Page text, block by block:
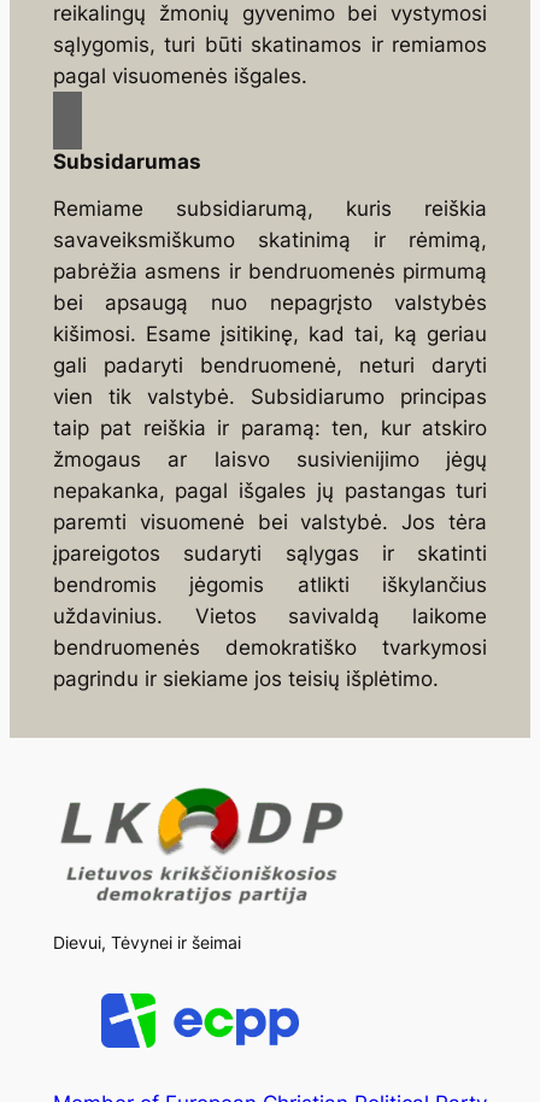
reikalingų žmonių gyvenimo bei vystymosi
sąlygomis, turi būti skatinamos ir remiamos
pagal vi­suomenės išgales.
Subsidarumas
Remiame subsidiarumą, kuris reiškia
savaveiksmiškumo skatinimą ir rėmimą,
pabrėžia as­mens ir bendruomenės pirmumą
bei apsaugą nuo nepagrįsto valstybės
kišimosi. Esame įsitikinę, kad tai, ką geriau
gali padaryti bendruomenė, neturi daryti
vien tik valstybė. Subsidiarumo principas
taip pat reiškia ir paramą: ten, kur atskiro
žmogaus ar laisvo susivienijimo jėgų
nepakanka, pagal iš­gales jų pastangas turi
paremti visuomenė bei valstybė. Jos tėra
įpareigotos sudaryti sąlygas ir skatinti
bendromis jėgomis atlikti iškylančius
uždavinius. Vietos savivaldą laikome
bendruome­nės demokratiško tvarkymosi
pagrindu ir siekiame jos teisių išplėtimo.
Dievui, Tėvynei ir šeimai